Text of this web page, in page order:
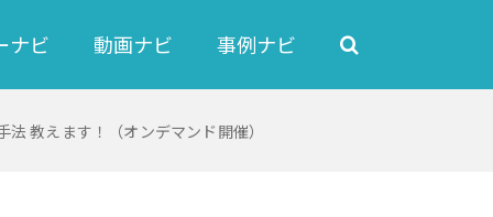
ナビ 動画ナビ 事例ナビ
教えます！（オンデマンド開催）